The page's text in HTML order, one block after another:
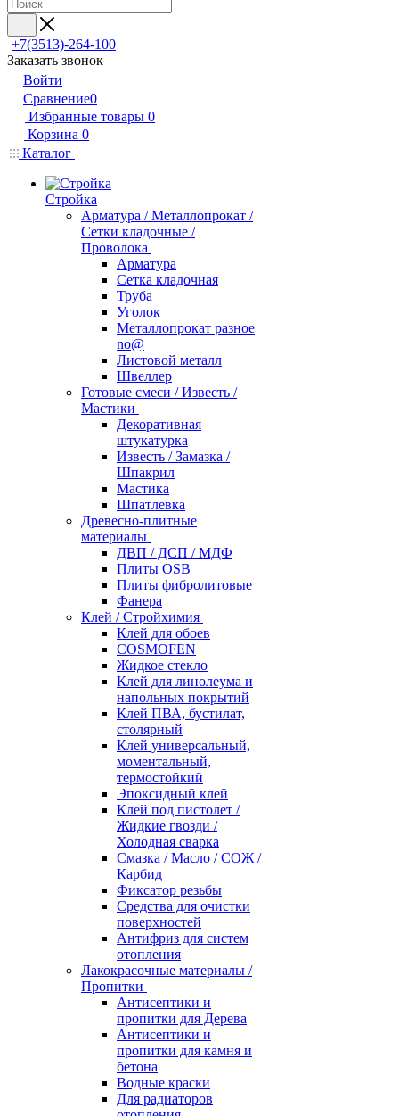
+7(3513)-264-100
Заказать звонок
Войти
Сравнение0
Избранные товары 0
Корзина 0
Каталог
Стройка
Арматура / Металлопрокат /
Сетки кладочные /
Проволока
Арматура
Сетка кладочная
Труба
Уголок
Металлопрокат разное
no@
Листовой металл
Швеллер
Готовые смеси / Известь /
Мастики
Декоративная
штукатурка
Известь / Замазка /
Шпакрил
Мастика
Шпатлевка
Древесно-плитные
материалы
ДВП / ДСП / МДФ
Плиты OSB
Плиты фибролитовые
Фанера
Клей / Стройхимия
Клей для обоев
COSMOFEN
Жидкое стекло
Клей для линолеума и
напольных покрытий
Клей ПВА, бустилат,
столярный
Клей универсальный,
моментальный,
термостойкий
Эпоксидный клей
Клей под пистолет /
Жидкие гвозди /
Холодная сварка
Смазка / Масло / СОЖ /
Карбид
Фиксатор резьбы
Средства для очистки
поверхностей
Антифриз для систем
отопления
Лакокрасочные материалы /
Пропитки
Антисептики и
пропитки для Дерева
Антисептики и
пропитки для камня и
бетона
Водные краски
Для радиаторов